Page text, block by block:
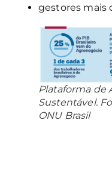
gestores mais
Plataforma de
Sustentável.
ONU Brasil